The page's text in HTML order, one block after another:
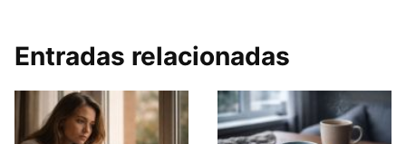
Entradas relacionadas